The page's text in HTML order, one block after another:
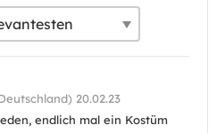
20.02.23
endlich mal ein Kostüm